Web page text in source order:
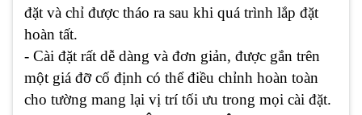
đặt và chỉ được tháo ra sau khi quá trình lắp đặt
hoàn tất.
- Cài đặt rất dễ dàng và đơn giản, được gắn trên
một giá đỡ cố định có thể điều chỉnh hoàn toàn
cho tường mang lại vị trí tối ưu trong mọi cài đặt.